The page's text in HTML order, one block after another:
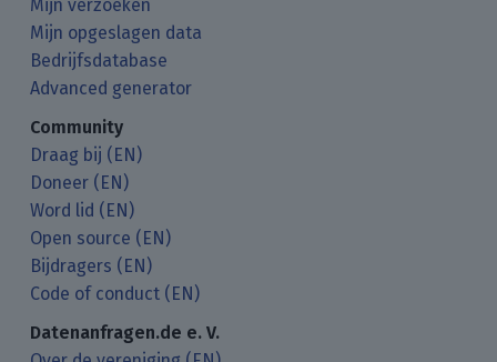
Mijn verzoeken
Mijn opgeslagen data
Bedrijfsdatabase
Advanced generator
Community
Draag bij (EN)
Doneer (EN)
Word lid (EN)
Open source (EN)
Bijdragers (EN)
Code of conduct (EN)
Datenanfragen.de e. V.